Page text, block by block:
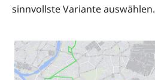
sinnvollste Variante auswählen.